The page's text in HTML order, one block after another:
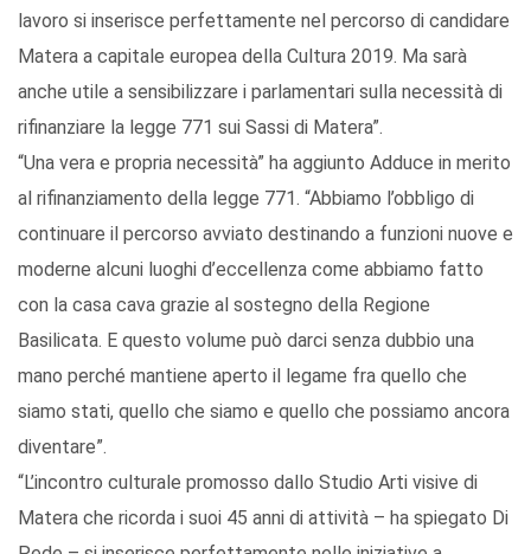
lavoro si inserisce perfettamente nel percorso di candidare
Matera a capitale europea della Cultura 2019. Ma sarà
anche utile a sensibilizzare i parlamentari sulla necessità di
rifinanziare la legge 771 sui Sassi di Matera”.
“Una vera e propria necessità” ha aggiunto Adduce in merito
al rifinanziamento della legge 771. “Abbiamo l’obbligo di
continuare il percorso avviato destinando a funzioni nuove e
moderne alcuni luoghi d’eccellenza come abbiamo fatto
con la casa cava grazie al sostegno della Regione
Basilicata. E questo volume può darci senza dubbio una
mano perché mantiene aperto il legame fra quello che
siamo stati, quello che siamo e quello che possiamo ancora
diventare”.
“L’incontro culturale promosso dallo Studio Arti visive di
Matera che ricorda i suoi 45 anni di attività – ha spiegato Di